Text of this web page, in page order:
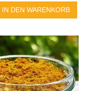
IN DEN WARENKORB